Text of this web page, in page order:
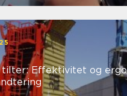
tilter: Effektivitet og